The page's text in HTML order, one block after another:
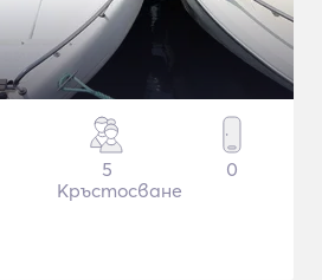
5
Кръстосване
0